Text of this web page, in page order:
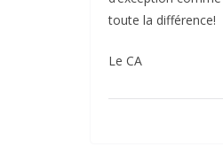
toute la différence!
Le CA